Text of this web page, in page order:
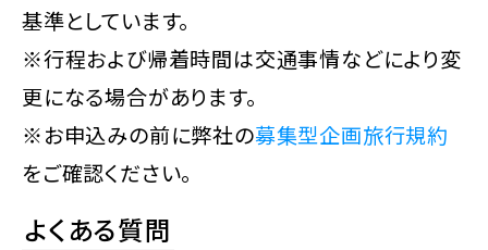
基準としています。
※行程および帰着時間は交通事情などにより変
更になる場合があります。
※お申込みの前に弊社の募集型企画旅行規約
をご確認ください。
よくある質問